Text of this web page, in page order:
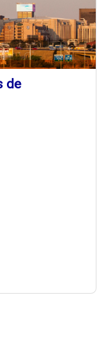
de